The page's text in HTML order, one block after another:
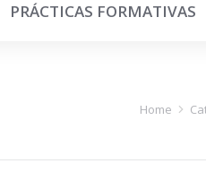
PRÁCTICAS FORMATIVAS
Home